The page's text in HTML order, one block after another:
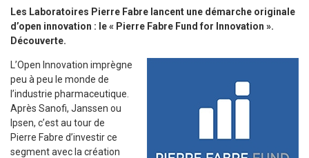
Les Laboratoires Pierre Fabre lancent une démarche originale
d’open innovation : le « Pierre Fabre Fund for Innovation ».
Découverte.
L’Open Innovation imprègne
peu à peu le monde de
l’industrie pharmaceutique.
Après Sanofi, Janssen ou
Ipsen, c’est au tour de
Pierre Fabre d’investir ce
segment avec la création